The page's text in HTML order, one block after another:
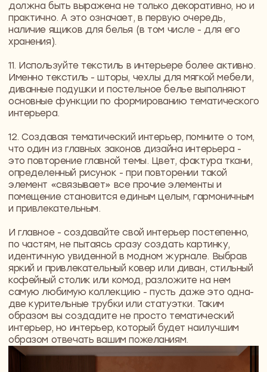
Приглашаем на встречу-знакомство
с Димой, основателем
Обсудим вашу будущую квартиру
или дом, поговорим о видении
и приоритетах, сформируем
мудборды и поймем друг друга
и ваши цели
Понравились
решения?
Давайте обсудим
ваш проект
+7
Политика обработки персональных данных
ПРИЙТИ НА ВСТРЕЧУ-ЗНАКОМСТВО